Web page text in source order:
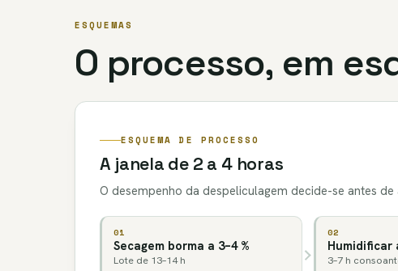
ESQUEMAS
O processo, em
ESQUEMA DE PROCESSO
A janela de 2 a 4 horas
O desempenho da despeliculagem decide-se antes
01
Secagem borma a 3–4 %
Lote de 13–14 h
02
Humidificar
3–7 h